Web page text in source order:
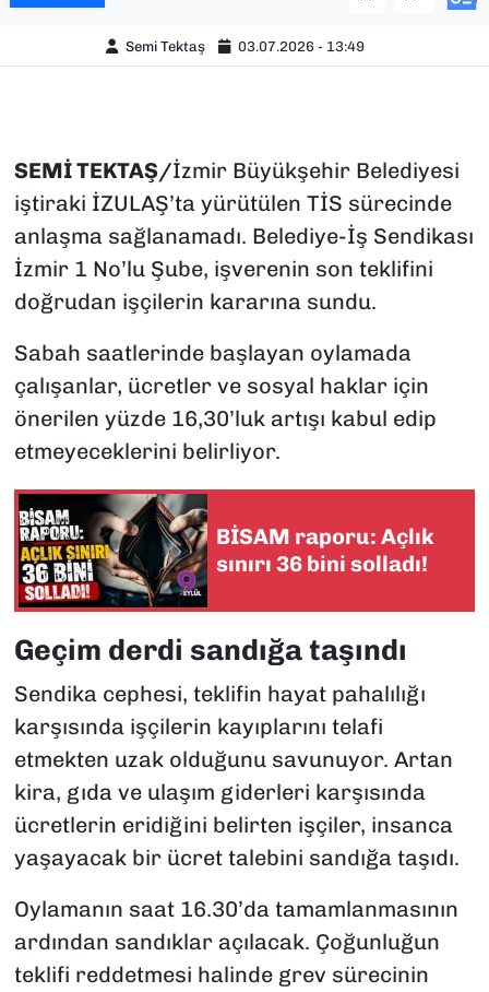
Semi Tektaş 03.07.2026 - 13:49
SEMİ TEKTAŞ/İzmir Büyükşehir Belediyesi
iştiraki İZULAŞ’ta yürütülen TİS sürecinde
anlaşma sağlanamadı. Belediye-İş Sendikası
İzmir 1 No’lu Şube, işverenin son teklifini
doğrudan işçilerin kararına sundu.
Sabah saatlerinde başlayan oylamada
çalışanlar, ücretler ve sosyal haklar için
önerilen yüzde 16,30’luk artışı kabul edip
etmeyeceklerini belirliyor.
BİSAM raporu: Açlık
sınırı 36 bini solladı!
Geçim derdi sandığa taşındı
Sendika cephesi, teklifin hayat pahalılığı
karşısında işçilerin kayıplarını telafi
etmekten uzak olduğunu savunuyor. Artan
kira, gıda ve ulaşım giderleri karşısında
ücretlerin eridiğini belirten işçiler, insanca
yaşayacak bir ücret talebini sandığa taşıdı.
Oylamanın saat 16.30’da tamamlanmasının
ardından sandıklar açılacak. Çoğunluğun
teklifi reddetmesi halinde grev sürecinin